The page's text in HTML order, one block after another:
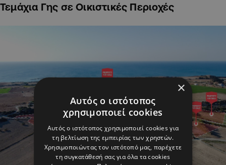
Τεμάχια Γης σε Οικιστικές Περιοχές
×
Αυτός ο ιστότοπος
χρησιμοποιεί cookies
Αυτός ο ιστότοπος χρησιμοποιεί cookies για
τη βελτίωση της εμπειρίας των χρηστών.
Χρησιμοποιώντας τον ιστότοπό μας, παρέχετε
τη συγκατάθεσή σας για όλα τα cookies